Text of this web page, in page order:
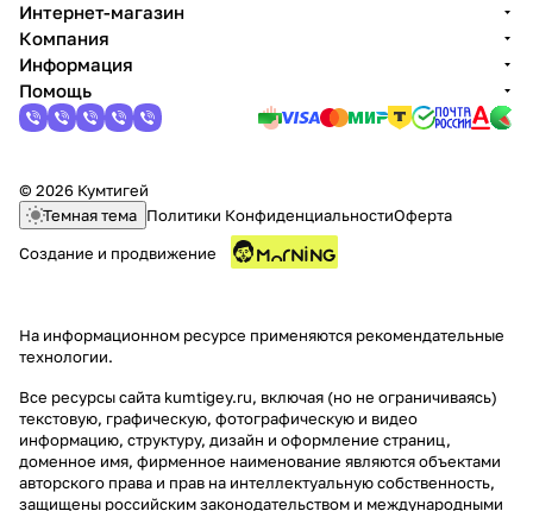
Интернет-магазин
Компания
Информация
Помощь
© 2026 Кумтигей
Темная тема Политики КонфиденциальностиОферта
Создание и продвижение
На информационном ресурсе применяются рекомендательные
технологии.
Все ресурсы сайта kumtigey.ru, включая (но не ограничиваясь)
текстовую, графическую, фотографическую и видео
информацию, структуру, дизайн и оформление страниц,
доменное имя, фирменное наименование являются объектами
авторского права и прав на интеллектуальную собственность,
защищены российским законодательством и международными